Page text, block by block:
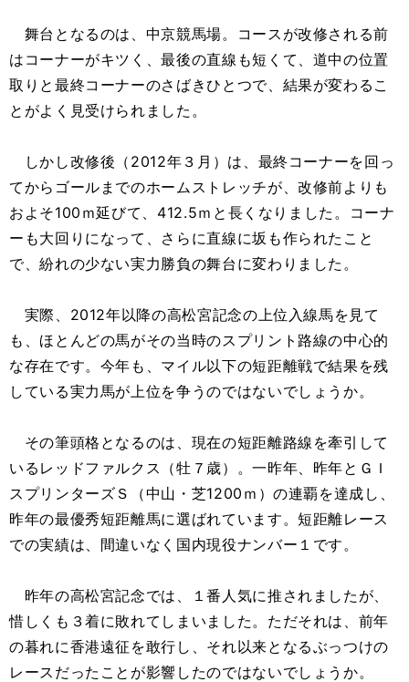
舞台となるのは、中京競馬場。コースが改修される前
はコーナーがキツく、最後の直線も短くて、道中の位置
取りと最終コーナーのさばきひとつで、結果が変わるこ
とがよく見受けられました。
しかし改修後（2012年３月）は、最終コーナーを回っ
てからゴールまでのホームストレッチが、改修前よりも
およそ100ｍ延びて、412.5ｍと長くなりました。コーナ
ーも大回りになって、さらに直線に坂も作られたこと
で、紛れの少ない実力勝負の舞台に変わりました。
実際、2012年以降の高松宮記念の上位入線馬を見て
も、ほとんどの馬がその当時のスプリント路線の中心的
な存在です。今年も、マイル以下の短距離戦で結果を残
している実力馬が上位を争うのではないでしょうか。
その筆頭格となるのは、現在の短距離路線を牽引して
いるレッドファルクス（牡７歳）。一昨年、昨年とＧＩ
スプリンターズＳ（中山・芝1200ｍ）の連覇を達成し、
昨年の最優秀短距離馬に選ばれています。短距離レース
での実績は、間違いなく国内現役ナンバー１です。
昨年の高松宮記念では、１番人気に推されましたが、
惜しくも３着に敗れてしまいました。ただそれは、前年
の暮れに香港遠征を敢行し、それ以来となるぶっつけの
レースだったことが影響したのではないでしょうか。